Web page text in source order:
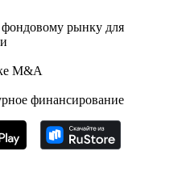
рынку для
M&A